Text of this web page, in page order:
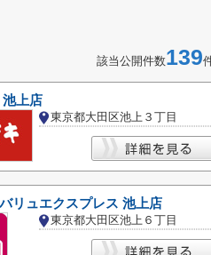
該当公開件数139
上店
東京都大田区池上３丁目
リュエクスプレス 池上店
東京都大田区池上６丁目